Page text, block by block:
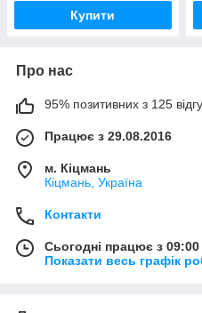
Купити
Про нас
95% позитивних з 125
Працює з 29.08.2016
м. Кіцмань
Кіцмань, Україна
Контакти
Сьогодні працює з
Показати весь графік